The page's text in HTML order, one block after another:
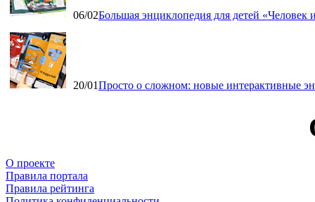
06/02Большая энциклопедия для детей
20/01Просто о сложном: новые интерактивные
О проекте
Правила портала
Правила рейтинга